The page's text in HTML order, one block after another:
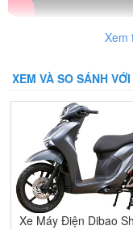
Xem
XEM VÀ SO SÁNH
Xe Máy Điện Dibao